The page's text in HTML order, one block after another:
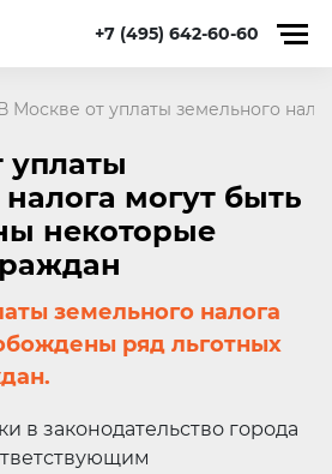
+7 (495) 642-60-60
Москве от уплаты земельного
уплаты
могут быть
некоторые
земельного налога
ряд льготных
в законодательство города